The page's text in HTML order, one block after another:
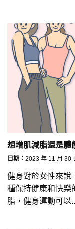
想增肌減脂還是體
日期： 2023 年 11 月 30
健身對於女性來說
種保持健康和快樂
脂，健身運動可以